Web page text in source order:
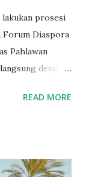
lakukan prosesi
Forum Diaspora
Pahlawan
dengan
UP sudah
Relations
READ MORE